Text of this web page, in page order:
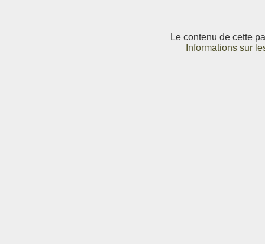
Le contenu de cette
Informations sur